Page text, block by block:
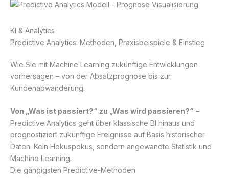
KI & Analytics
Predictive Analytics: Methoden, Praxisbeispiele & Einstieg
Wie Sie mit Machine Learning zukünftige Entwicklungen
vorhersagen – von der Absatzprognose bis zur
Kundenabwanderung.
Von „Was ist passiert?“ zu „Was wird passieren?“ –
Predictive Analytics geht über klassische BI hinaus und
prognostiziert zukünftige Ereignisse auf Basis historischer
Daten. Kein Hokuspokus, sondern angewandte Statistik und
Machine Learning.
Die gängigsten Predictive-Methoden